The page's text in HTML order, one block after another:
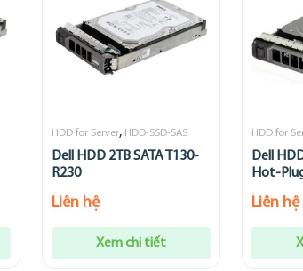
HDD for Server, HDD-SSD-SAS
Dell HDD 2TB SATA T130-
R230
Liên hệ
Xem chi tiết
HDD for
Dell
Hot-
Liên hệ